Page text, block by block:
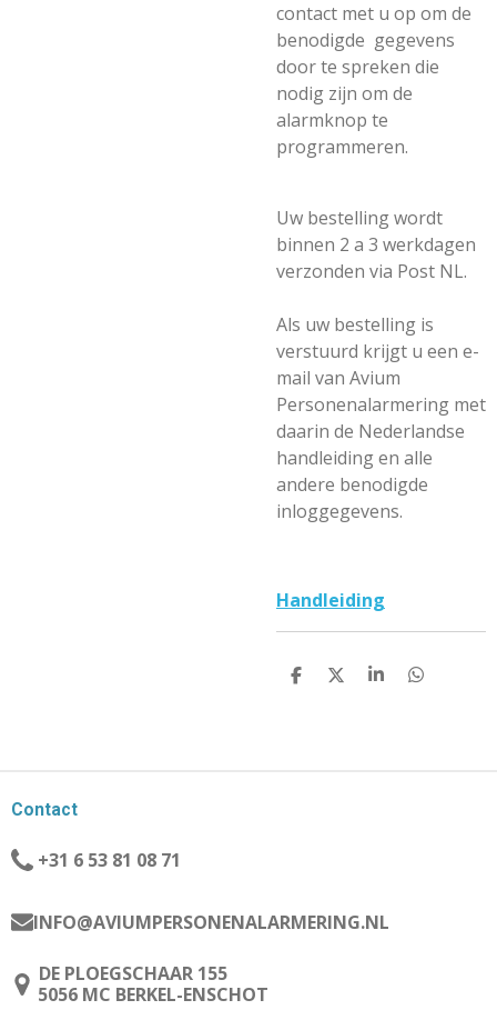
contact met u op om de
benodigde gegevens
door te spreken die
nodig zijn om de
alarmknop te
programmeren.
Uw bestelling wordt
binnen 2 a 3 werkdagen
verzonden via Post NL.
Als uw bestelling is
verstuurd krijgt u een e-
mail van Avium
Personenalarmering met
daarin de Nederlandse
handleiding en alle
andere benodigde
inloggegevens.
Handleiding
D
D
S
D
Contact
+31 6 53 81 08 71
INFO@AVIUMPERSONENALARMERING.NL
DE PLOEGSCHAAR 155
5056 MC BERKEL-ENSCHOT